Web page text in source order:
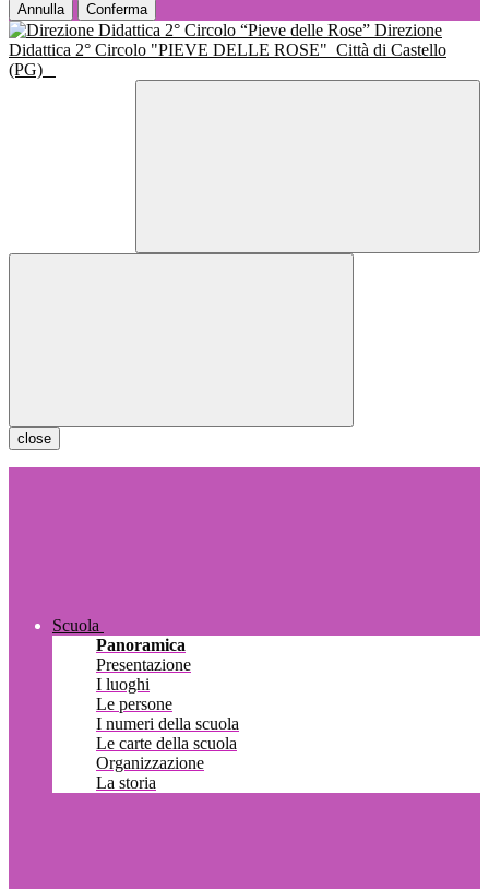
Annulla Conferma
Direzione
Didattica 2° Circolo "PIEVE DELLE ROSE" Città di Castello
(PG)
close
Scuola
Panoramica
Presentazione
I luoghi
Le persone
I numeri della scuola
Le carte della scuola
Organizzazione
La storia